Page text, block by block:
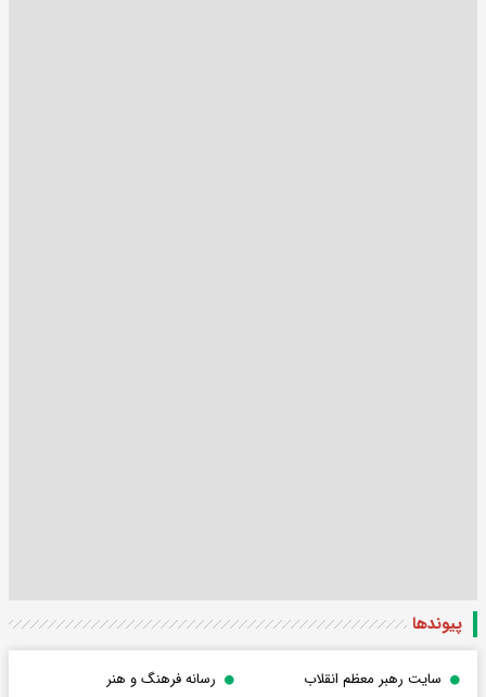
پیوندها
سایت رهبر معظم انقلاب
رسانه فرهنگ و هنر